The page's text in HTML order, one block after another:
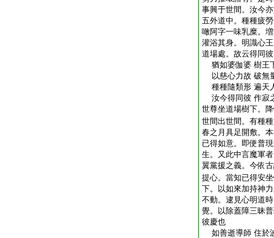
事興于世間。汝今
五外道中。種種疲
噉阿字一味乳糜。
灌浴其身。明識心
道場處。故云得同
猶如婆伽婆 樹王
以慈心力故 破無
種種隨類形 遍天
汝今得同彼 作寂
世尊坐道場樹下。
世間出世間。有種
春之月具足開敷。
已得如意。即便普
生。又此中言魔軍
翼黨援之義。今依
提心。當知已得安
下。以如來加持神
不動。逮見心明道
覺。以除蓋障三昧
彼慶也
如善逝導師 住於